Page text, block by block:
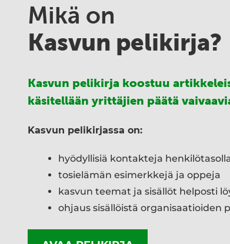
Mikä on
Kasvun pelikirja?
Kasvun pelikirja koostuu
käsitellään yrittäjien päätä
Kasvun pelikirjassa on:
hyödyllisiä kontakteja
tosielämän esimerkkejä ja oppeja
kasvun teemat ja sisällöt helposti
ohjaus sisällöistä organisaatioiden